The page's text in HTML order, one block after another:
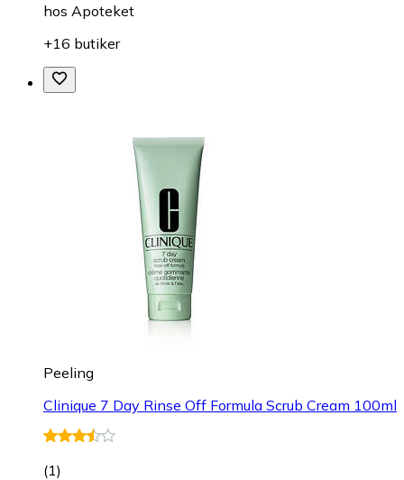
hos Apoteket
+16 butiker
Peeling
Clinique 7 Day Rinse Off Formula Scrub Cream 100ml
(1)